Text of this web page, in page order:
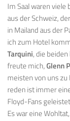
Im Saal waren viele
aus der Schweiz,
in Mailand aus der
ich zum Hotel
Tarquini, die
freute mich,Glenn
meisten von uns
reden ist immer
Floyd-Fans
Es war eine